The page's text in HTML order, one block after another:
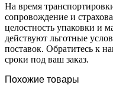
На время
сопровождение и
целостность упаковки и
действуют льготные
поставок. Обратитесь к
сроки под ваш заказ.
Похожие товары